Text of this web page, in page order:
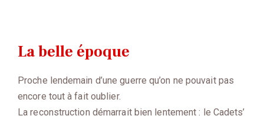
La belle époque
Proche lendemain d’une guerre qu’on ne pouvait pas
encore tout à fait oublier.
La reconstruction démarrait bien lentement : le Cadets’